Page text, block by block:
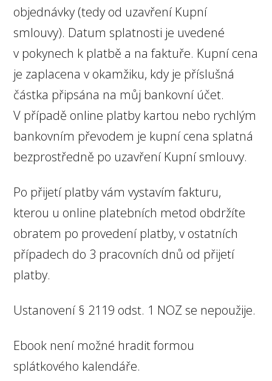
objednávky (tedy od uzavření Kupní
smlouvy). Datum splatnosti je uvedené
v pokynech k platbě a na faktuře. Kupní cena
je zaplacena v okamžiku, kdy je příslušná
částka připsána na můj bankovní účet.
V případě online platby kartou nebo rychlým
bankovním převodem je kupní cena splatná
bezprostředně po uzavření Kupní smlouvy.
Po přijetí platby vám vystavím fakturu,
kterou u online platebních metod obdržíte
obratem po provedení platby, v ostatních
případech do 3 pracovních dnů od přijetí
platby.
Ustanovení § 2119 odst. 1 NOZ se nepoužije.
Ebook není možné hradit formou
splátkového kalendáře.